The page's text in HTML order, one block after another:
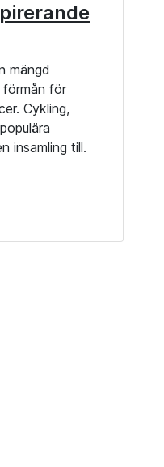
mängd
förmån för
Cykling,
insamling till.